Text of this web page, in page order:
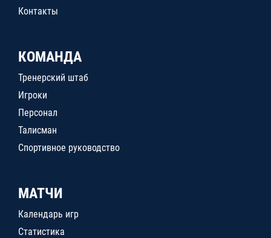
Контакты
КОМАНДА
Тренерский штаб
Игроки
Персонал
Талисман
Спортивное руководство
МАТЧИ
Календарь игр
Статистика